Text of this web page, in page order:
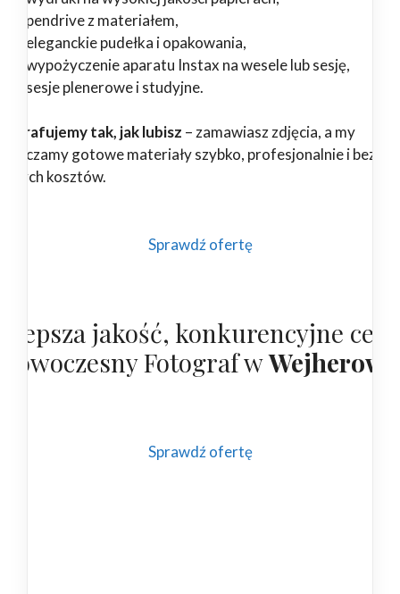
pendrive z materiałem,
eleganckie pudełka i opakowania,
wypożyczenie aparatu Instax na wesele lub sesję,
sesje plenerowe i studyjne.
tak, jak lubisz – zamawiasz zdjęcia, a my
gotowe materiały szybko, profesjonalnie i bez
kosztów.
Sprawdź ofertę
jakość, konkurencyjne ceny
Fotograf w
Sprawdź ofertę